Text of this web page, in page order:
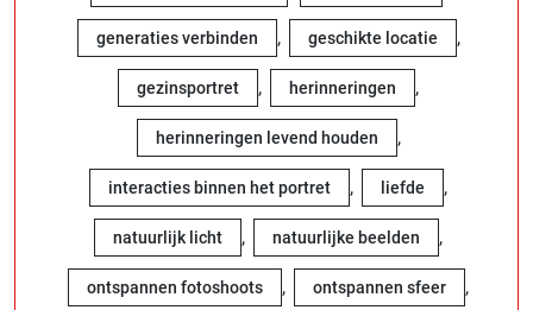
generaties verbinden , geschikte locatie ,
gezinsportret , herinneringen ,
herinneringen levend houden ,
interacties binnen het portret , liefde ,
natuurlijk licht , natuurlijke beelden ,
ontspannen fotoshoots , ontspannen sfeer ,